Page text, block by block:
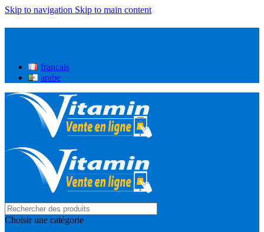
Skip to navigation Skip to main content
francais
arabe
Choisir une catégorie